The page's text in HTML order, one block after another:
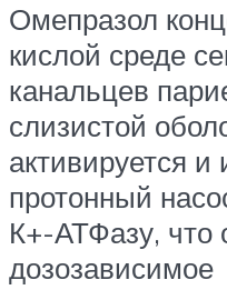
Омепразол
кислой среде
канальцев
слизистой
активируется и
протонный
К+-АТФазу, что
дозозависимое